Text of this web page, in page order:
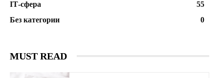
ІТ-сфера
55
Без категории
0
MUST READ